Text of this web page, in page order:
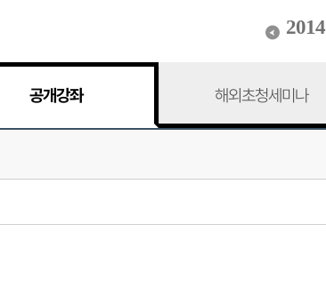
2014
공개강좌 해외초청세미나